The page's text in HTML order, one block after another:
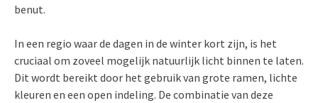
benut.
In een regio waar de dagen in de winter kort zijn, is het
cruciaal om zoveel mogelijk natuurlijk licht binnen te laten.
Dit wordt bereikt door het gebruik van grote ramen, lichte
kleuren en een open indeling. De combinatie van deze